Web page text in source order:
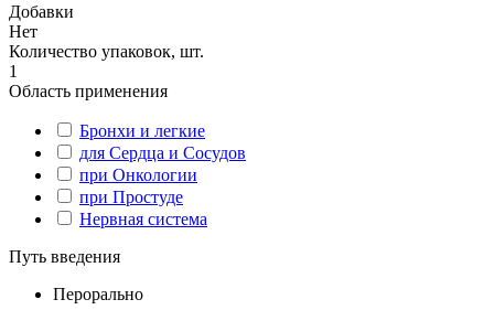
Добавки
Нет
Количество упаковок, шт.
1
Область применения
Бронхи и легкие
для Сердца и Сосудов
при Онкологии
при Простуде
Нервная система
Путь введения
Перорально